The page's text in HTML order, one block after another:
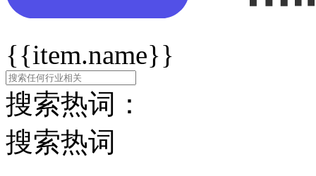
{{item.name}}
搜索热词：
搜索热词